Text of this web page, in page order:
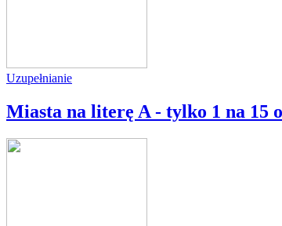
Uzupełnianie
Miasta na literę A - tylko 1 na 15